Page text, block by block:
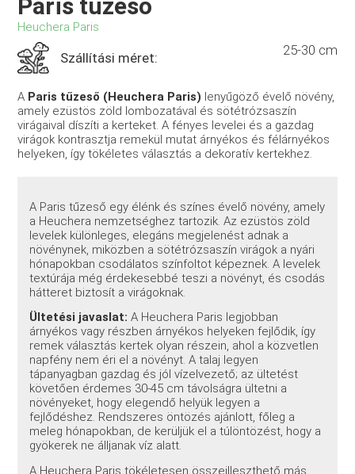
Paris tűzeső
Heuchera Paris
Szállítási méret: 25-30 cm
A Paris tűzeső (Heuchera Paris) lenyűgöző évelő növény,
amely ezüstös zöld lombozatával és sötétrózsaszín
virágaival díszíti a kerteket. A fényes levelei és a gazdag
virágok kontrasztja remekül mutat árnyékos és félárnyékos
helyeken, így tökéletes választás a dekoratív kertekhez.
A Paris tűzeső egy élénk és színes évelő növény, amely
a Heuchera nemzetséghez tartozik. Az ezüstös zöld
levelek különleges, elegáns megjelenést adnak a
növénynek, miközben a sötétrózsaszín virágok a nyári
hónapokban csodálatos színfoltot képeznek. A levelek
textúrája még érdekesebbé teszi a növényt, és csodás
hátteret biztosít a virágoknak.
Ültetési javaslat: A Heuchera Paris legjobban
árnyékos vagy részben árnyékos helyeken fejlődik, így
remek választás kertek olyan részein, ahol a közvetlen
napfény nem éri el a növényt. A talaj legyen
tápanyagban gazdag és jól vízelvezető; az ültetést
követően érdemes 30-45 cm távolságra ültetni a
növényeket, hogy elegendő helyük legyen a
fejlődéshez. Rendszeres öntözés ajánlott, főleg a
meleg hónapokban, de kerüljük el a túlöntözést, hogy a
gyökerek ne álljanak víz alatt.
A Heuchera Paris tökéletesen összeilleszthető más